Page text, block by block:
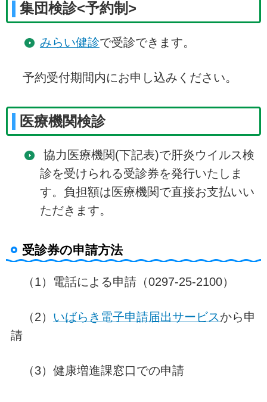
集団検診<予約制>
みらい健診で受診できます。
予約受付期間内にお申し込みください。
医療機関検診
協力医療機関(下記表)で肝炎ウイルス検
診を受けられる受診券を発行いたしま
す。負担額は医療機関で直接お支払いい
ただきます。
受診券の申請方法
（1）電話による申請（0297-25-2100）
（2） いばらき電子申請届出サービスから申
請
（3）健康増進課窓口での申請